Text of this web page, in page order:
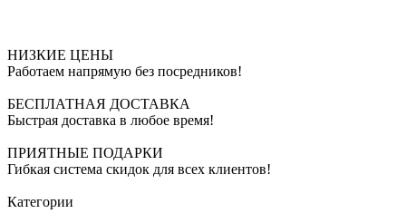
НИЗКИЕ ЦЕНЫ
Работаем напрямую без посредников!
БЕСПЛАТНАЯ ДОСТАВКА
Быстрая доставка в любое время!
ПРИЯТНЫЕ ПОДАРКИ
Гибкая система скидок для всех клиентов!
Категории